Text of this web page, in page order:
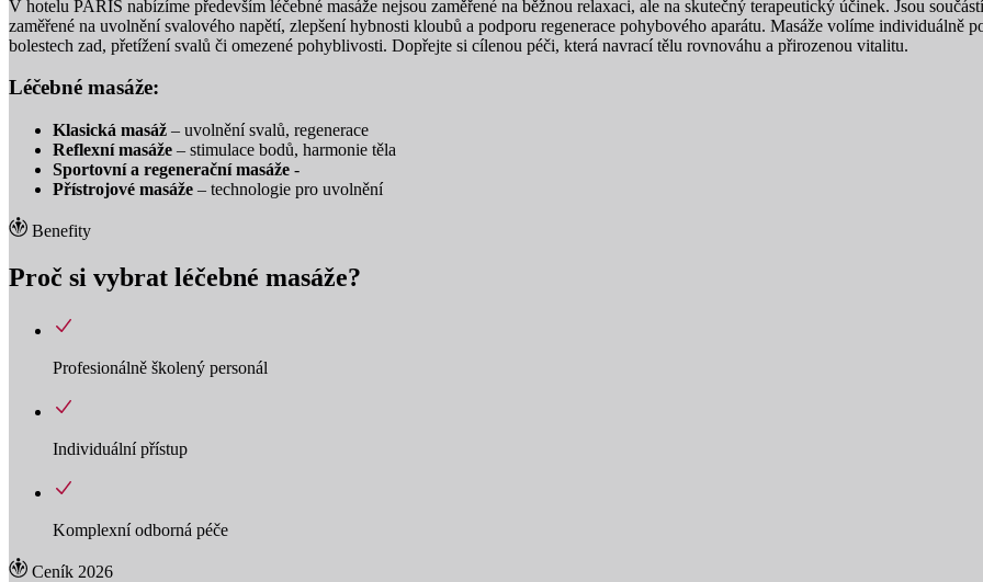
V hotelu PARIS nabízíme především léčebné masáže nejsou zaměřené na běžnou relaxaci, ale na skutečný terapeutický účinek. Jsou
zaměřené na uvolnění svalového napětí, zlepšení hybnosti kloubů a podporu regenerace pohybového aparátu. Masáže volíme individuálně
bolestech zad, přetížení svalů či omezené pohyblivosti. Dopřejte si cílenou péči, která navrací tělu rovnováhu a přirozenou vitalitu.
Léčebné masáže:
Klasická masáž – uvolnění svalů, regenerace
Reflexní masáže – stimulace bodů, harmonie těla
Sportovní a regenerační masáže -
Přístrojové masáže – technologie pro uvolnění
Benefity
Proč si vybrat léčebné masáže?
Profesionálně školený personál
Individuální přístup
Komplexní odborná péče
Ceník 2026